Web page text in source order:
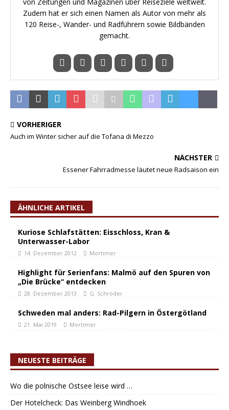
Zudem hat er sich einen Namen als Autor von mehr als
120 Reise-, Wander- und Radführern sowie Bildbänden
gemacht.
VORHERIGER
Auch im Winter sicher auf die Tofana di Mezzo
NÄCHSTER
Essener Fahrradmesse läutet neue Radsaison ein
ÄHNLICHE ARTIKEL
Kuriose Schlafstätten: Eisschloss, Kran &
Unterwasser-Labor
14. Dezember 2012 Mortimer
Highlight für Serienfans: Malmö auf den Spuren von
„Die Brücke“ entdecken
28. Dezember 2013 G. Schröder
Schweden mal anders: Rad-Pilgern in Östergötland
21. Mai 2019 Mortimer
NEUESTE BEITRÄGE
Wo die polnische Ostsee leise wird …
Der Hotelcheck: Das Weinberg Windhoek